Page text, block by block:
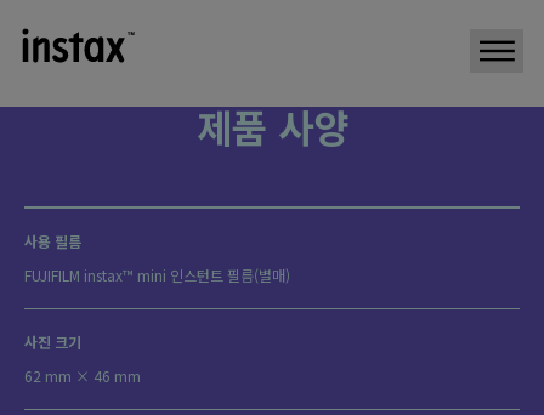
제품 사양
사용 필름
FUJIFILM instax™ mini 인스턴트 필름(별매)
사진 크기
62 mm × 46 mm